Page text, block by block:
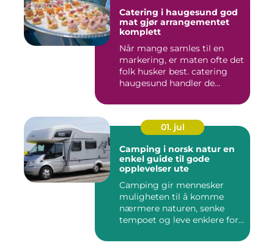
Catering i haugesund god
mat gjør arrangementet
komplett
Når mange samles til en
markering, er maten ofte det
folk husker best. catering
haugesund handler de...
01. jul
Camping i norsk natur en
enkel guide til gode
opplevelser ute
Camping gir mennesker
muligheten til å komme
nærmere naturen, senke
tempoet og leve enklere for